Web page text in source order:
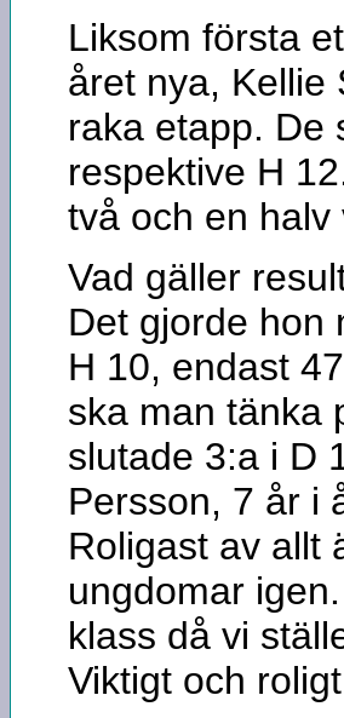
Liksom första
året nya, Kellie
raka etapp. De
respektive H
två och en halv
Vad gäller
Det gjorde hon
H 10, endast
ska man tänka
slutade 3:a i D
Persson, 7 år i
Roligast av allt
ungdomar
klass då vi
Viktigt och